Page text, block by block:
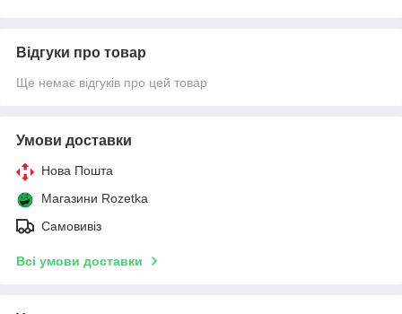
Відгуки про товар
Ще немає відгуків про цей товар
Умови доставки
Нова Пошта
Магазини Rozetka
Самовивіз
Всі умови доставки